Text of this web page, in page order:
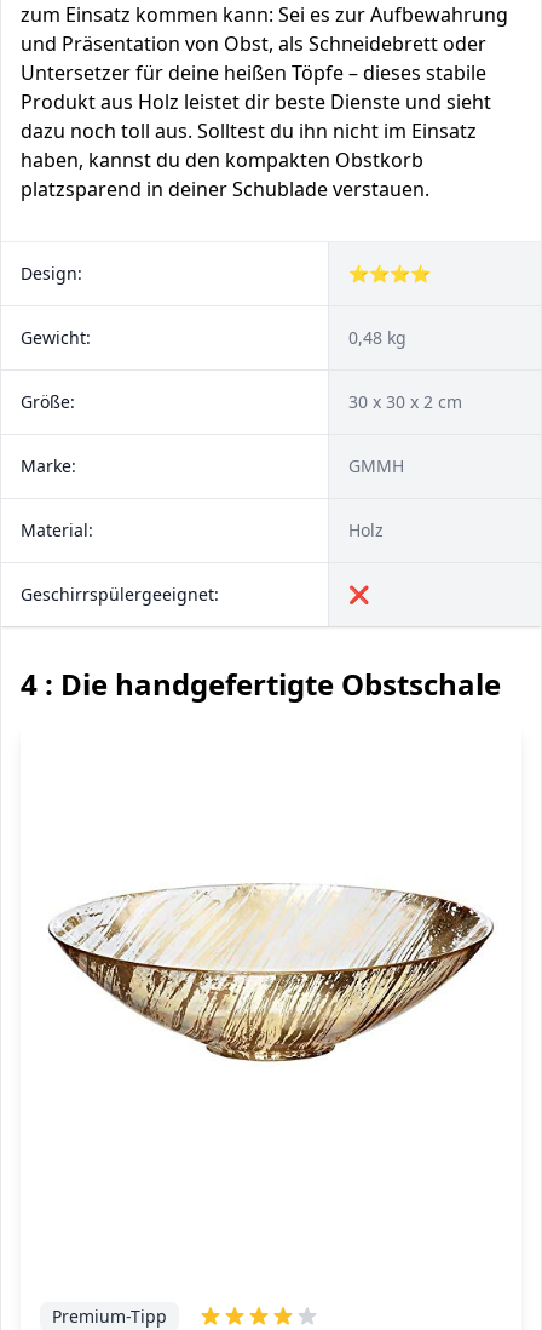
zum Einsatz kommen kann: Sei es zur Aufbewahrung
und Präsentation von Obst, als Schneidebrett oder
Untersetzer für deine heißen Töpfe – dieses stabile
Produkt aus Holz leistet dir beste Dienste und sieht
dazu noch toll aus. Solltest du ihn nicht im Einsatz
haben, kannst du den kompakten Obstkorb
platzsparend in deiner Schublade verstauen.
Design: ⭐⭐⭐⭐
Gewicht: 0,48 kg
Größe: 30 x 30 x 2 cm
Marke: GMMH
Material: Holz
Geschirrspülergeeignet: ❌
4 : Die handgefertigte Obstschale
Premium-Tipp